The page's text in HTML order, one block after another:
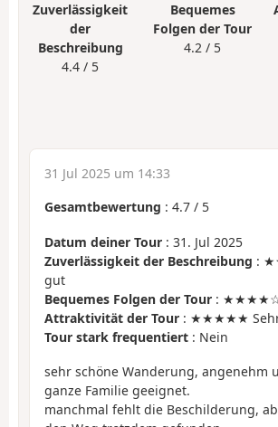
Zuverlässigkeit
der
Beschreibung
4.4 / 5
Bequemes
Folgen der Tour
4.2 / 5
31 Jul 2025 um 14:33
Gesamtbewertung : 4.7 / 5
Datum deiner Tour : 31. Jul 2025
Zuverlässigkeit der Beschreibung :
gut
Bequemes Folgen der Tour : ★★★★☆
Attraktivität der Tour : ★★★★★
Tour stark frequentiert : Nein
sehr schöne Wanderung, angenehm
ganze Familie geeignet.
manchmal fehlt die Beschilderung,